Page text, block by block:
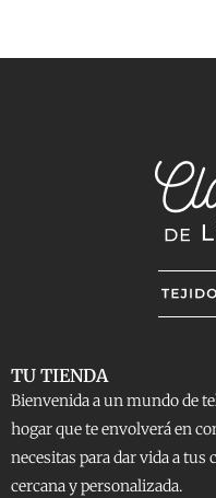
TU TIENDA
Bienvenida a un mundo de
hogar que te envolverá en
necesitas para dar vida a
cercana y personalizada.